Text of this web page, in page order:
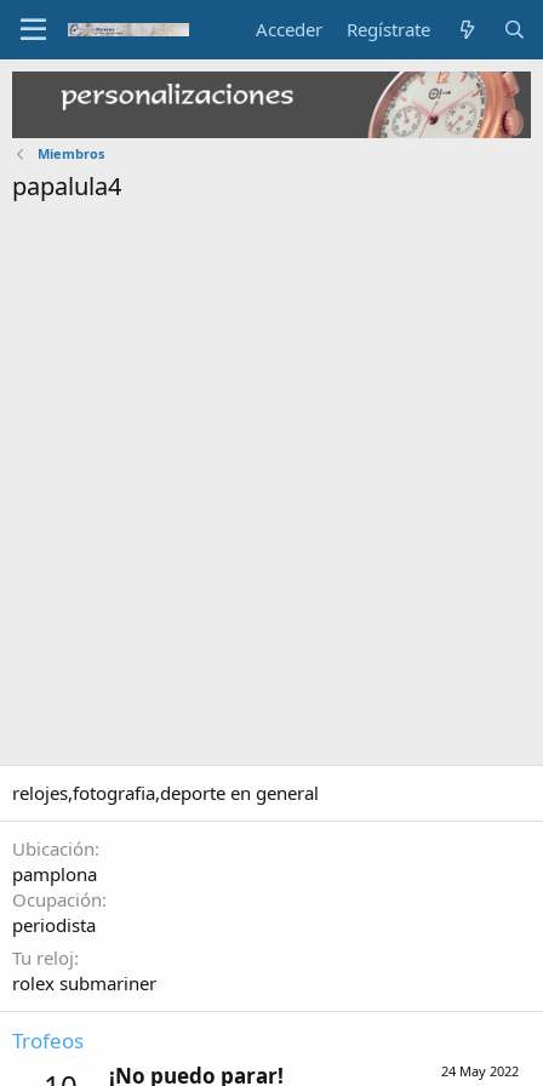
Acceder Regístrate
Miembros
papalula4
relojes,fotografia,deporte en general
Ubicación
pamplona
Ocupación
periodista
Tu reloj
rolex submariner
Trofeos
24 May 2022
¡No puedo parar!